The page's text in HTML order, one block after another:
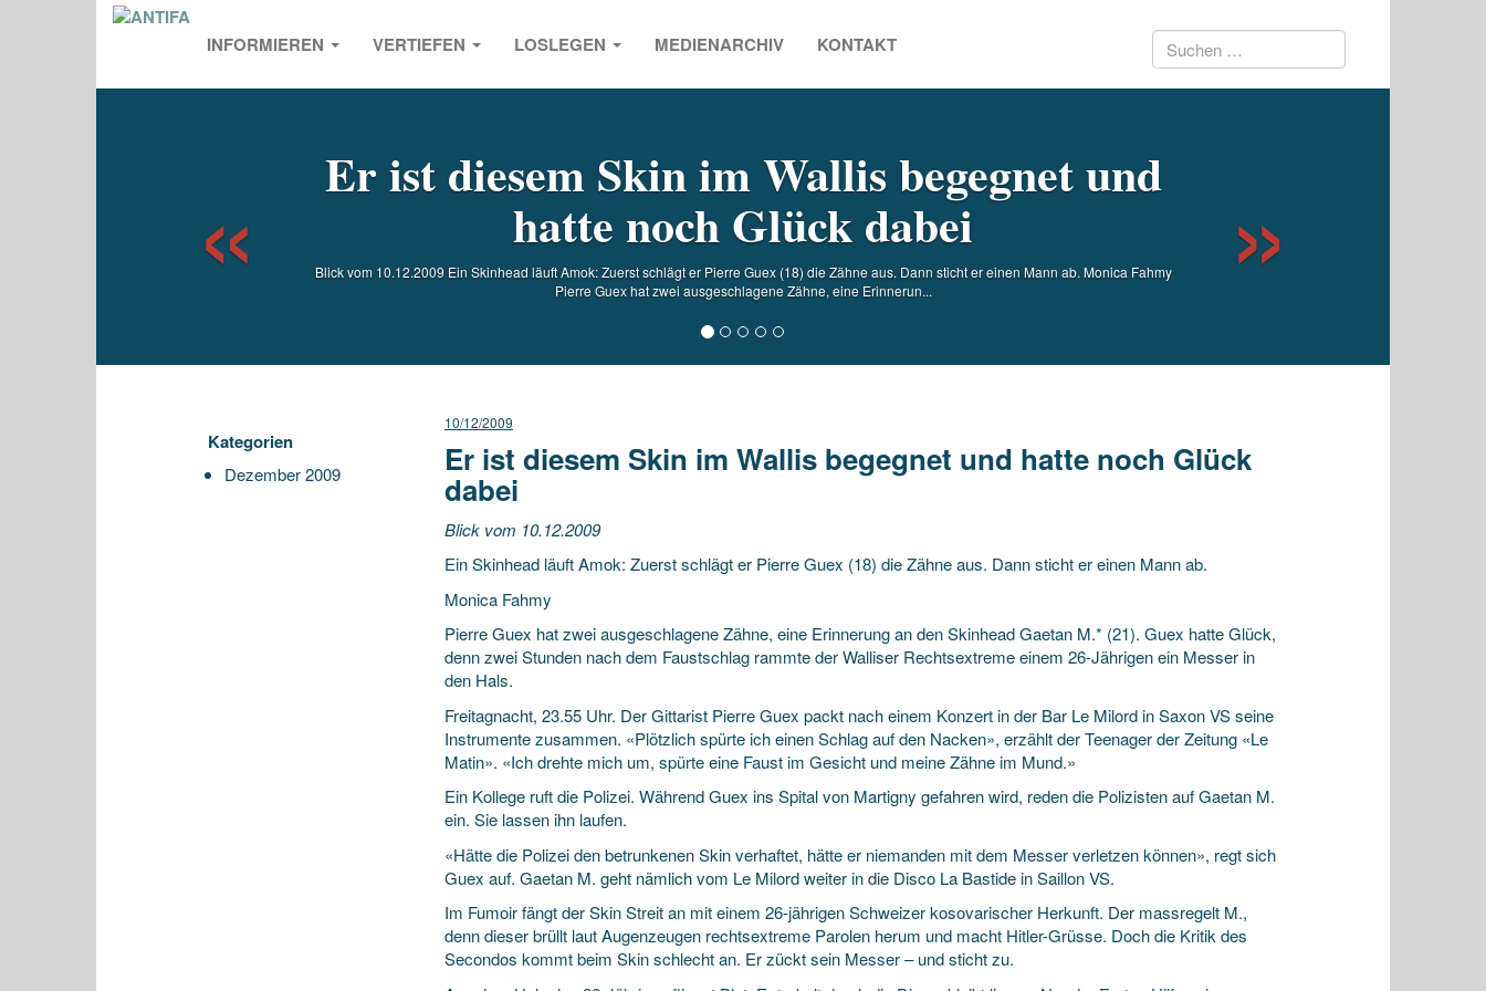
INFORMIEREN VERTIEFEN LOSLEGEN MEDIENARCHIV KONTAKT Suchen
Er ist diesem Skin im Wallis begegnet und
hatte noch Glück dabei
Blick vom 10.12.2009 Ein Skinhead läuft Amok: Zuerst schlägt er Pierre Guex (18) die Zähne aus. Dann sticht er einen Mann ab. Monica Fahmy
Pierre Guex hat zwei ausgeschlagene Zähne, eine Erinnerun...
Previous
Kategorien
Dezember 2009
10/12/2009
Er ist diesem Skin im Wallis begegnet und hatte noch Glück
dabei
Blick vom 10.12.2009
Ein Skinhead läuft Amok: Zuerst schlägt er Pierre Guex (18) die Zähne aus. Dann sticht er einen Mann ab.
Monica Fahmy
Pierre Guex hat zwei ausgeschlagene Zähne, eine Erinnerung an den Skinhead Gaetan M.* (21). Guex hatte Glück,
denn zwei Stunden nach dem Faustschlag rammte der Walliser Rechtsextreme einem 26-Jährigen ein Messer in
den Hals.
Freitagnacht, 23.55 Uhr. Der Gittarist Pierre Guex packt nach einem Konzert in der Bar Le Milord in Saxon VS seine
Instrumente zusammen. «Plötzlich spürte ich einen Schlag auf den Nacken», erzählt der Teenager der Zeitung «Le
Matin». «Ich drehte mich um, spürte eine Faust im Gesicht und meine Zähne im Mund.»
Ein Kollege ruft die Polizei. Während Guex ins Spital von Martigny gefahren wird, reden die Polizisten auf Gaetan M.
ein. Sie lassen ihn laufen.
«Hätte die Polizei den betrunkenen Skin verhaftet, hätte er niemanden mit dem Messer verletzen können», regt sich
Guex auf. Gaetan M. geht nämlich vom Le Milord weiter in die Disco La Bastide in Saillon VS.
Im Fumoir fängt der Skin Streit an mit einem 26-jährigen Schweizer kosovarischer Herkunft. Der massregelt M.,
denn dieser brüllt laut Augenzeugen rechtsextreme Parolen herum und macht Hitler-Grüsse. Doch die Kritik des
Secondos kommt beim Skin schlecht an. Er zückt sein Messer – und sticht zu.